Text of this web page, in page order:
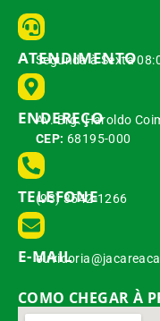
ATENDIMENTO
Segunda à Sexta
ENDEREÇO
Av. Brg. Haroldo
CEP: 68195-000
TELEFONE
(93) 3542-1266
E-MAIL
COMO CHEGAR À